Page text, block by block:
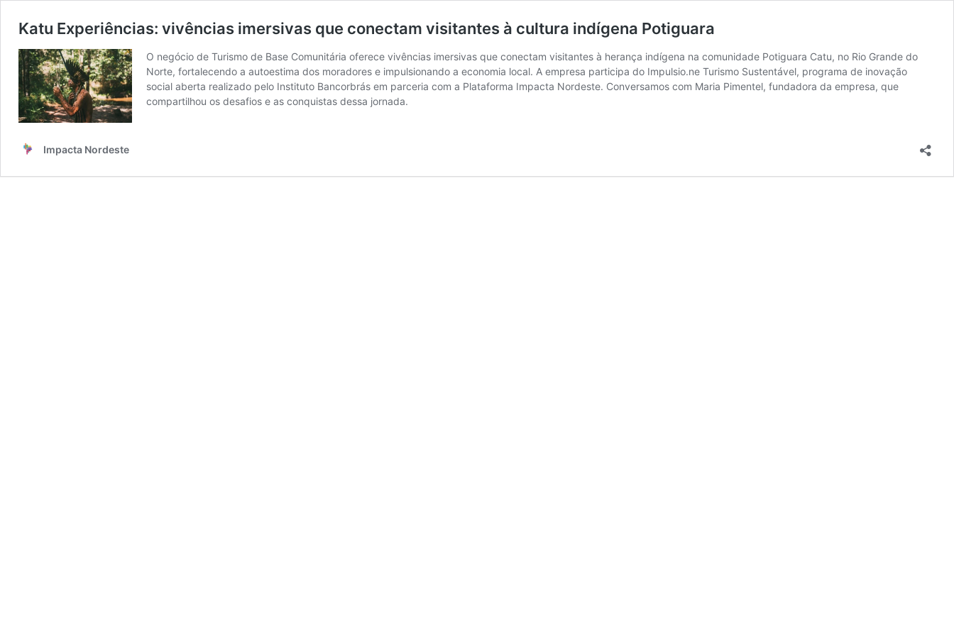
Katu Experiências: vivências imersivas que conectam visitantes à cultura indígena Potiguara
O negócio de Turismo de Base Comunitária oferece vivências imersivas que conectam visitantes à herança indígena na comunidade Potiguara Catu, no Rio Grande do
Norte, fortalecendo a autoestima dos moradores e impulsionando a economia local. A empresa participa do Impulsio.ne Turismo Sustentável, programa de inovação
social aberta realizado pelo Instituto Bancorbrás em parceria com a Plataforma Impacta Nordeste. Conversamos com Maria Pimentel, fundadora da empresa, que
compartilhou os desafios e as conquistas dessa jornada.
Impacta Nordeste